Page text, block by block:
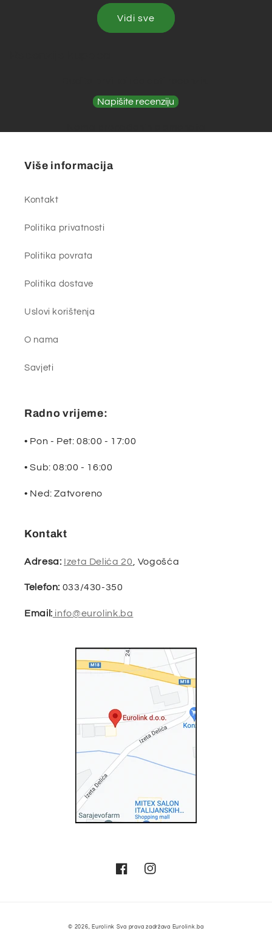
Vidi sve
Napišite recenziju
Više informacija
Kontakt
Politika privatnosti
Politika povrata
Politika dostave
Uslovi korištenja
O nama
Savjeti
Radno vrijeme:
• Pon - Pet: 08:00 - 17:00
• Sub: 08:00 - 16:00
• Ned: Zatvoreno
Kontakt
Adresa: Izeta Delića 20 , Vogošća
Telefon: 033/430-350
Email: info@eurolink.ba
FacebookInstagram
© 2026, Eurolink Sva prava zadržava Eurolink.ba